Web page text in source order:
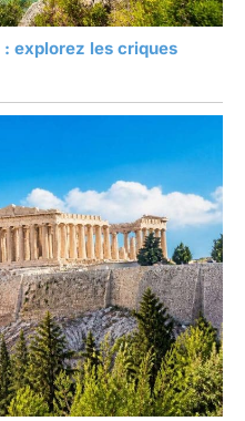
explorez les criques